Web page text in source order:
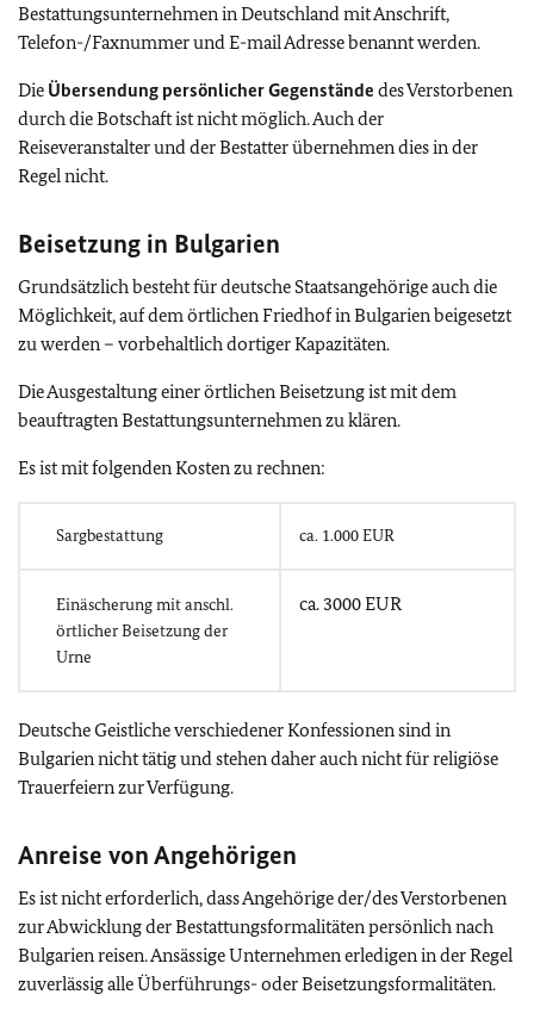
Bestattungsunternehmen in Deutschland mit Anschrift,
Telefon-/Faxnummer und E-mail Adresse benannt werden.
Die Übersendung persönlicher Gegenstände des Verstorbenen
durch die Botschaft ist nicht möglich. Auch der
Reiseveranstalter und der Bestatter übernehmen dies in der
Regel nicht.
Beisetzung in Bulgarien
Grundsätzlich besteht für deutsche Staatsangehörige auch die
Möglichkeit, auf dem örtlichen Friedhof in Bulgarien beigesetzt
zu werden – vorbehaltlich dortiger Kapazitäten.
Die Ausgestaltung einer örtlichen Beisetzung ist mit dem
beauftragten Bestattungsunternehmen zu klären.
Es ist mit folgenden Kosten zu rechnen:
Sargbestattung ca. 1.000 EUR
Einäscherung mit anschl.
örtlicher Beisetzung der
Urne
ca. 3000 EUR
Deutsche Geistliche verschiedener Konfessionen sind in
Bulgarien nicht tätig und stehen daher auch nicht für religiöse
Trauerfeiern zur Verfügung.
Anreise von Angehörigen
Es ist nicht erforderlich, dass Angehörige der/des Verstorbenen
zur Abwicklung der Bestattungsformalitäten persönlich nach
Bulgarien reisen. Ansässige Unternehmen erledigen in der Regel
zuverlässig alle Überführungs- oder Beisetzungsformalitäten.